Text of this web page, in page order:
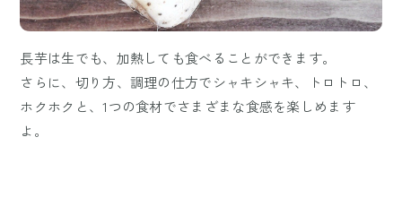
長芋は生でも、加熱しても食べることができます。
さらに、切り方、調理の仕方でシャキシャキ、トロトロ、
ホクホクと、1つの食材でさまざまな食感を楽しめます
よ。